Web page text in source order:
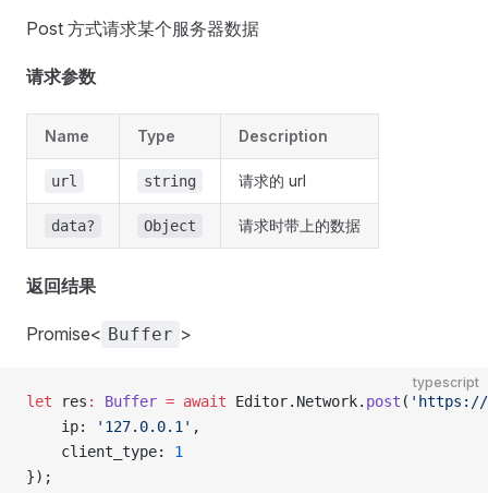
Post 方式请求某个服务器数据
请求参数
Name Type Description
url string 请求的 url
data? Object 请求时带上的数据
返回结果
Promise< Buffer >
typescript
let res : Buffer = await Editor.Network. post ( 'https://
    ip:
'127.0.0.1' ,
    client_type:
1
});